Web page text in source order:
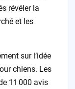
révéler la
et les
sur l’idée
chiens. Les
11 000 avis